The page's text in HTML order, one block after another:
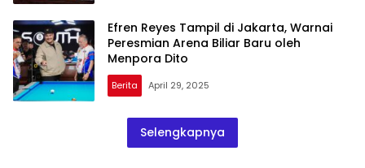
Efren Reyes Tampil di Jakarta, Warnai
Peresmian Arena Biliar Baru oleh
Menpora Dito
Berita April 29, 2025
Selengkapnya